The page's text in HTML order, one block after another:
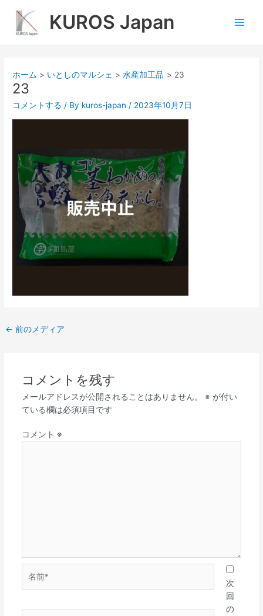
ス
KUROS Japan
ホーム いとしのマルシェ 水産加工品 23
23
コメントする / By kuros-japan / 2023年10月7日
← 前のメディア
コメントを残す
メールアドレスが公開されることはありません。 ※ が付い
ている欄は必須項目です
コメント ※
次
回
の